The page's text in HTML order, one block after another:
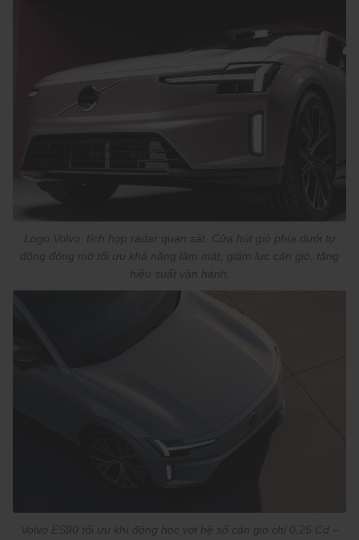
Logo Volvo tích hợp radar quan sát. Cửa hút gió phía dưới tự
động đóng mở tối ưu khả năng làm mát, giảm lực cản gió, tăng
hiệu suất vận hành,
Volvo ES90 tối ưu khí động học với hệ số cản gió chỉ 0,25 Cd –